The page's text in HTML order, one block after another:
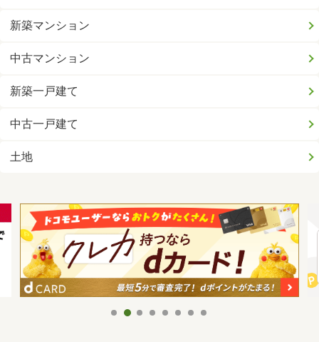
新築マンション
中古マンション
新築一戸建て
中古一戸建て
土地